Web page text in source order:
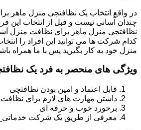
در واقع انتخاب یک نظافتچی منزل ماهر
چندان آسانی نیست و قبل از انتخاب این
نظافتچی منزل ماهر برای نظافت منزل
کدام شرکت ها می توانید این افراد را
منزل خود به کار بگیرید پس با ما همراه
ویژگی های منحصر به فرد یک
قابل اعتماد و امین بودن نظافتچی
داشتن مهارت های لازم برای
برخورد خوب و حرفه ای
معرفی از طریق یک شرکت خدماتی_